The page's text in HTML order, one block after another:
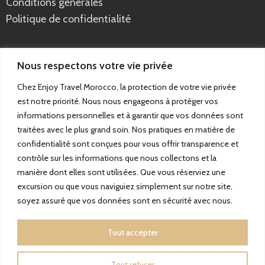
Nous respectons votre vie privée
Chez Enjoy Travel Morocco, la protection de votre vie privée
est notre priorité. Nous nous engageons à protéger vos
informations personnelles et à garantir que vos données sont
traitées avec le plus grand soin. Nos pratiques en matière de
confidentialité sont conçues pour vous offrir transparence et
contrôle sur les informations que nous collectons et la
manière dont elles sont utilisées. Que vous réserviez une
excursion ou que vous naviguiez simplement sur notre site,
soyez assuré que vos données sont en sécurité avec nous.
Tout accepter
Politique de confidentialité
Liens sociaux
Copyright © 2015-2025 Tous droits réservés – Enjoy Travel Morocco
SARL. Création par :DIGITAL WIN